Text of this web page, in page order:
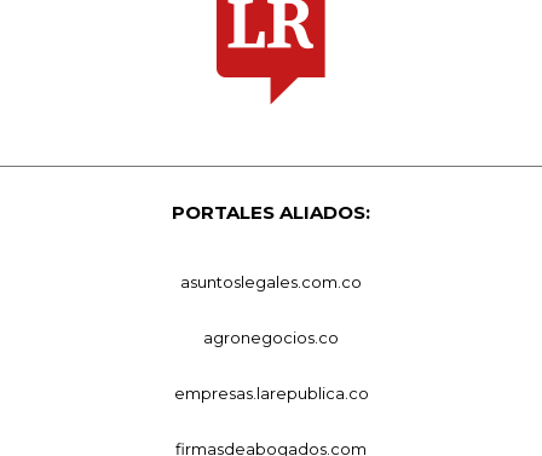
PORTALES ALIADOS:
asuntoslegales.com.co
agronegocios.co
empresas.larepublica.co
firmasdeabogados.com